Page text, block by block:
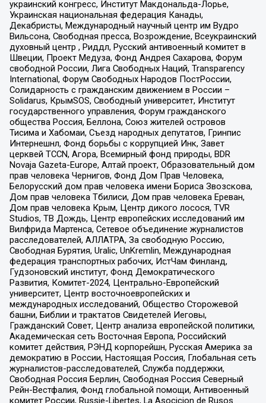
украинский конгресс, Институт Макдональда-Лорье,
Украинская национальная федерация Канады,
Декабристы, Международный научный центр им Вудро
Вильсона, Свободная пресса, Возрождение, Всеукраинский
духовный центр , Риддл, Русский антивоенный комитет в
Швеции, Проект Медуза, Фонд Андрея Сахарова, Форум
свободной России, Лига Свободных Наций, Transparеncy
International, Форум Свободных Народов ПостРоссии,
Солидарность с гражданским движением в России –
Solidarus, КрымSOS, Свободный университет, Институт
государственного управления, Форум гражданского
общества Россия, Беллона, Союз жителей островов
Тисима и Хабомаи, Съезд народных депутатов, Гринпис
Интернешнл, Фонд борьбы с коррупцией Инк, Завет
церквей TCCN, Агора, Всемирный фонд природы, BDR
Novaja Gazeta-Europe, Алтай проект, Образовательный дом
прав человека Чернигов, Фонд Дом Прав Человека,
Белорусский дом прав человека имени Бориса Звозскова,
Дом прав человека Тбилиси, Дом прав человека Ереван,
Дом прав человека Крым, Центр дикого лосося, TVR
Studios, ТВ Дождь, Центр европейских исследований им
Вилфрида Мартенса, Сетевое объединение журналистов
расследователей, АЛЛАТРА, За свободную Россию,
Свободная Бурятия, Uralic, UnKremlin, Международная
федерация транспортных рабочих, ИстЧам Финланд,
Гудзоновский институт, Фонд Демократического
Развития, Комитет-2024, Центрально-Европейский
университет, Центр восточноевропейских и
международных исследований, Общество Сторожевой
башни, Библии и трактатов Свидетелей Иеговы,
Гражданский Совет, Центр анализа европейской политики,
Академическая сеть Восточная Европа, Российский
комитет действия, РЭНД корпорейшн, Русская Америка за
демократию в России, Настоящая Россия, Глобальная сеть
журналистов-расследователей, Служба поддержки,
Свободная Россия Берлин, Свободная Россия Северный
Рейн-Вестфалия, Фонд глобальной помощи, Антивоенный
комитет России, Russie-Libertes, La Asocicion de Rusos